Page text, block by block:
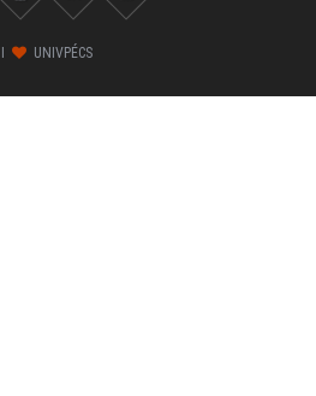
UNIVPÉCS